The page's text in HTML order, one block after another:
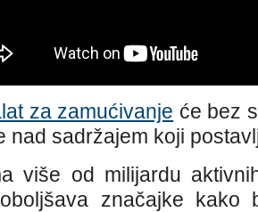
za zamućivanje će bez
nad sadržajem koji
više od milijardu
značajke